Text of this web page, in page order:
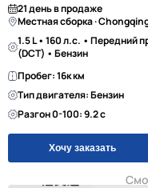
21 день в продаже
Местная сборка ·
1.5 L • 160 л.с. • Передний
(DCT) • Бензин
Пробег: 16к км
Тип двигателя: Бензин
Разгон 0-100: 9.2 с
Хочу заказать